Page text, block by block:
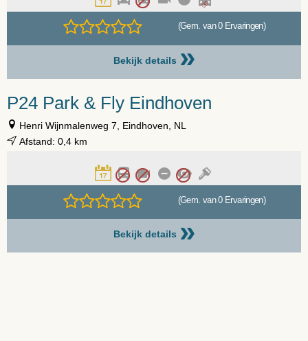
(Gem. van 0 Ervaringen)
Bekijk details »
P24 Park & Fly Eindhoven
Henri Wijnmalenweg 7, Eindhoven, NL
Afstand: 0,4 km
(Gem. van 0 Ervaringen)
Bekijk details »